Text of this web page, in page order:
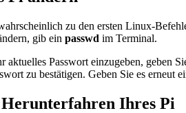
zu den ersten Linux-
gib ein passwd im Terminal.
aktuelles Passwort einzugeben, geben
zu bestätigen. Geben Sie es erneut
Ihres Pi